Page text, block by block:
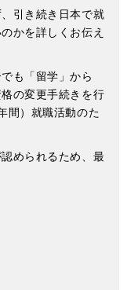
引き続き日本で就
かを詳しくお伝え
も「留学」から
の変更手続きを行
間）就職活動のた
められるため、最